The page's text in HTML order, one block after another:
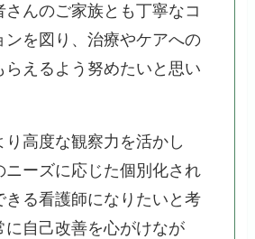
んのご家族とも丁寧なコ
ンを図り、治療やケアへの
らえるよう努めたいと思い
高度な観察力を活かし
ニーズに応じた個別化され
きる看護師になりたいと考
に自己改善を心がけなが